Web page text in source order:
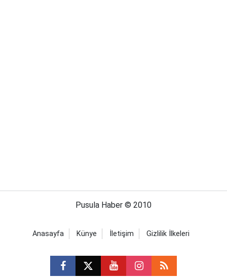
Pusula Haber © 2010
Anasayfa Künye İletişim Gizlilik İlkeleri